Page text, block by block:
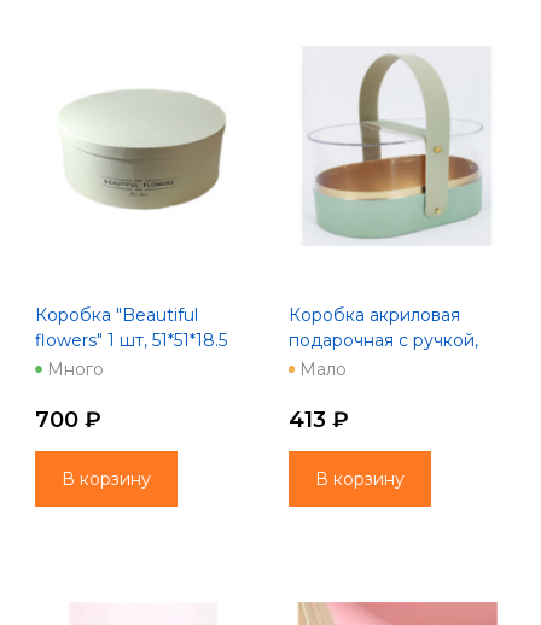
Коробка "Beautiful
flowers" 1 шт, 51*51*18.5
шампань
Много
700 ₽
В корзину
Коробка акриловая
подарочная с ручкой,
19*13*12см, мятный
Мало
413 ₽
В корзину